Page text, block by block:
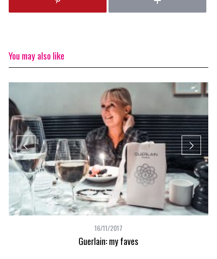
You may also like
16/11/2017
Guerlain: my faves